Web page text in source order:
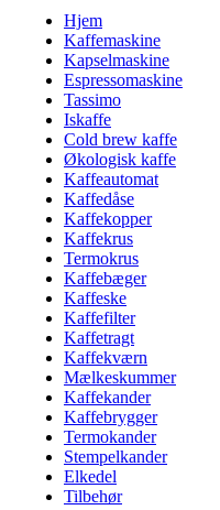
Hjem
Kaffemaskine
Kapselmaskine
Espressomaskine
Tassimo
Iskaffe
Cold brew kaffe
Økologisk kaffe
Kaffeautomat
Kaffedåse
Kaffekopper
Kaffekrus
Termokrus
Kaffebæger
Kaffeske
Kaffefilter
Kaffetragt
Kaffekværn
Mælkeskummer
Kaffekander
Kaffebrygger
Termokander
Stempelkander
Elkedel
Tilbehør